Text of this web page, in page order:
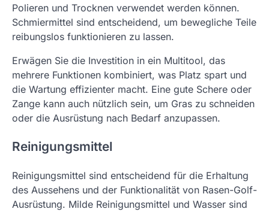
Polieren und Trocknen verwendet werden können.
Schmiermittel sind entscheidend, um bewegliche Teile
reibungslos funktionieren zu lassen.
Erwägen Sie die Investition in ein Multitool, das
mehrere Funktionen kombiniert, was Platz spart und
die Wartung effizienter macht. Eine gute Schere oder
Zange kann auch nützlich sein, um Gras zu schneiden
oder die Ausrüstung nach Bedarf anzupassen.
Reinigungsmittel
Reinigungsmittel sind entscheidend für die Erhaltung
des Aussehens und der Funktionalität von Rasen-Golf-
Ausrüstung. Milde Reinigungsmittel und Wasser sind